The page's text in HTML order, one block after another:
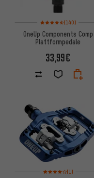
Bewertungen: 4,5
(140)
OneUp Components Comp
Plattformpedale
33,99€
Bewertungen: 4
(1)